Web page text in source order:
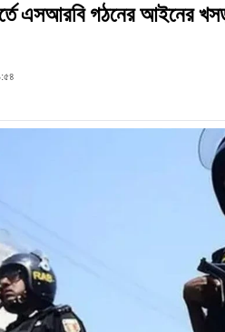
এসআরবি গঠনের আইনের